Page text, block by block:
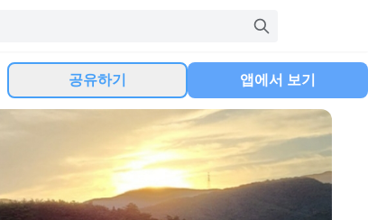
공유하기 앱에서 보기